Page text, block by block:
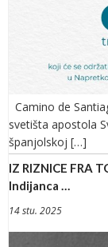
Camino de
svetišta apostola
španjolskoj […]
IZ RIZNICE FRA
Indijanca …
14 stu. 2025